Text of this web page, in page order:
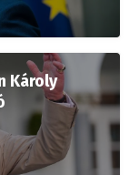
Károly